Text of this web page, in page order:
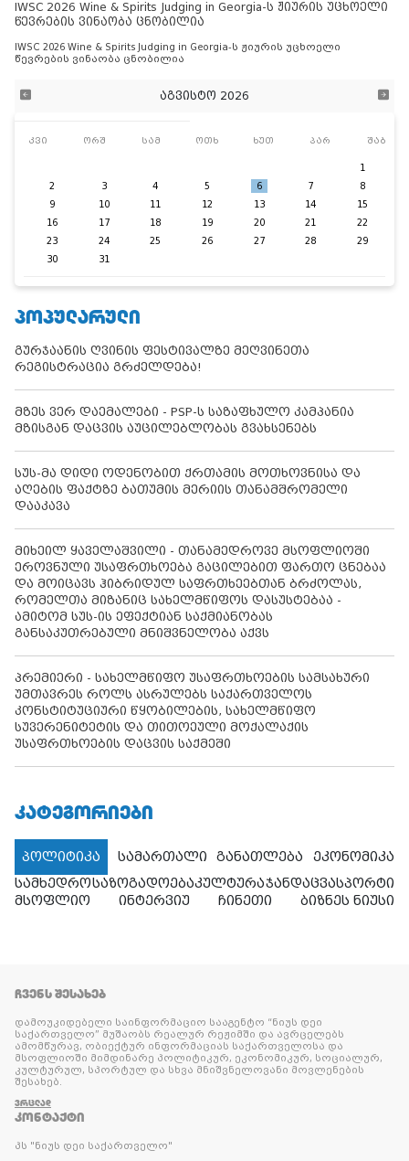
IWSC 2026 Wine & Spirits Judging in Georgia-ს ჟიურის უცხოელი
წევრების ვინაობა ცნობილია
IWSC 2026 Wine & Spirits Judging in Georgia-ს ჟიურის უცხოელი
წევრების ვინაობა ცნობილია
აგვისტო 2026
კვი ორშ სამ ოთხ ხუთ პარ შაბ
1
2
3 4 5 6 7
8
9
10 11 12 13 14
15
16
17 18 19 20 21
22
23
24 25 26 27 28
29
30
31
ᲞᲝᲞᲣᲚᲐᲠᲣᲚᲘ
გურჯაანის ღვინის ფესტივალზე მეღვინეთა
რეგისტრაცია გრძელდება!
მზეს ვერ დაემალები - PSP-ს საზაფხულო კამპანია
მზისგან დაცვის აუცილებლობას გვახსენებს
სუს-მა დიდი ოდენობით ქრთამის მოთხოვნისა და
აღების ფაქტზე ბათუმის მერიის თანამშრომელი
დააკავა
მიხეილ ყაველაშვილი - თანამედროვე მსოფლიოში
ეროვნული უსაფრთხოება გაცილებით ფართო ცნებაა
და მოიცავს ჰიბრიდულ საფრთხეებთან ბრძოლას,
რომელთა მიზანიც სახელმწიფოს დასუსტებაა -
ამიტომ სუს-ის ეფექტიან საქმიანობას
განსაკუთრებული მნიშვნელობა აქვს
პრემიერი - სახელმწიფო უსაფრთხოების სამსახური
უმთავრეს როლს ასრულებს საქართველოს
კონსტიტუციური წყობილების, სახელმწიფო
სუვერენიტეტის და თითოეული მოქალაქის
უსაფრთხოების დაცვის საქმეში
ᲙᲐᲢᲔᲒᲝᲠᲘᲔᲑᲘ
პოლიტიკა სამართალი განათლება
ეკონომიკა
სამხედროსაზოგადოებაკულტურაჯანდაცვასპორტი
მსოფლიო
ინტერვიუ ჩინეთი ბიზნეს ნიუსი
ᲩᲕᲔᲜᲡ ᲨᲔᲡᲐᲮᲔᲑ
დამოუკიდებელი საინფორმაციო სააგენტო “ნიუს დეი
საქართველო” მუშაობს რეალურ რეჟიმში და ავრცელებს
ამომწურავ, ობიექტურ ინფორმაციას საქართველოსა და
მსოფლიოში მიმდინარე პოლიტიკურ, ეკონომიკურ, სოციალურ,
კულტურულ, სპორტულ და სხვა მნიშვნელოვანი მოვლენების
შესახებ.
ᲕᲠᲪᲚᲐᲓ
ᲙᲝᲜᲢᲐᲥᲢᲘ
პს "ნიუს დეი საქართველო"